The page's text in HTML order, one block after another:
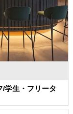
/学生・フリータ